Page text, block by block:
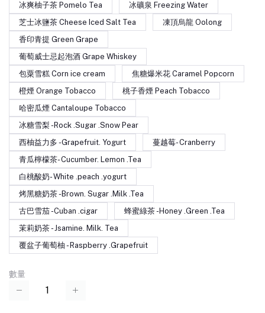
冰爽柚子茶 Pomelo Tea
冰礦泉 Freezing Water
芝士冰鹽茶 Cheese Iced Salt Tea
凍頂烏龍 Oolong
香印青提 Green Grape
葡萄威士忌起泡酒 Grape Whiskey
包粟雪糕 Corn ice cream
焦糖爆米花 Caramel Popcorn
橙煙 Orange Tobacco
桃子香煙 Peach Tobacco
哈密瓜煙 Cantaloupe Tobacco
冰糖雪梨 -Rock .Sugar .Snow Pear
西柚益力多 -Grapefruit. Yogurt
蔓越莓- Cranberry
青瓜檸檬茶- Cucumber. Lemon .Tea
白桃酸奶- White .peach .yogurt
烤黑糖奶茶 -Brown. Sugar .Milk .Tea
古巴雪茄 -Cuban .cigar
蜂蜜綠茶 -Honey .Green .Tea
茉莉奶茶 - Jsamine. Milk. Tea
覆盆子葡萄柚 - Raspberry .Grapefruit
數量